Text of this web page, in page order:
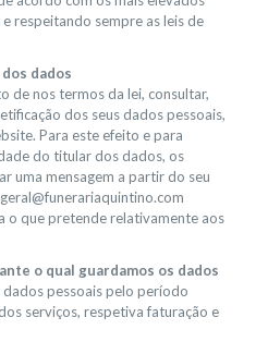
respeitando sempre as leis de
dados
de nos termos da lei, consultar,
dos seus dados pessoais,
Para este efeito e para
do titular dos dados, os
uma mensagem a partir do seu
o que pretende relativamente aos
o qual guardamos os dados
dados pessoais pelo período
serviços, respetiva faturação e